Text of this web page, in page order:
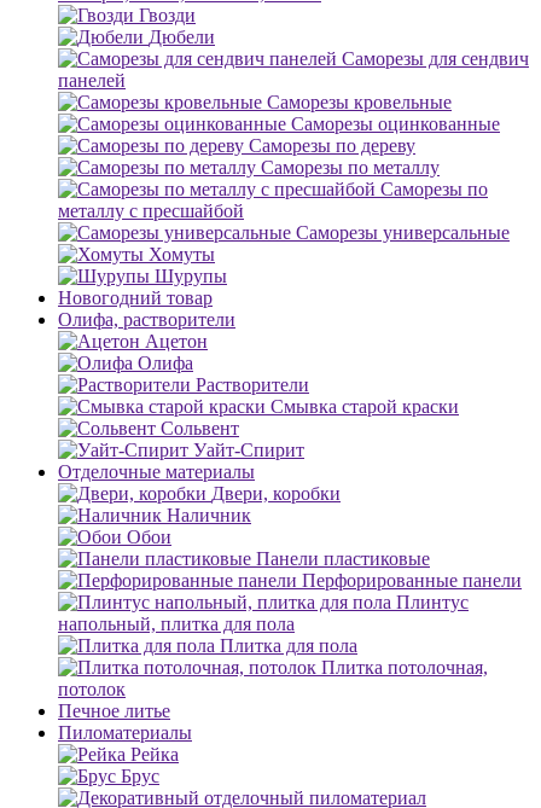
Гвозди
Дюбели
Саморезы для сендвич
панелей
Саморезы кровельные
Саморезы оцинкованные
Саморезы по дереву
Саморезы по металлу
Саморезы по
металлу с пресшайбой
Саморезы универсальные
Хомуты
Шурупы
Новогодний товар
Олифа, растворители
Ацетон
Олифа
Растворители
Смывка старой краски
Сольвент
Уайт-Спирит
Отделочные материалы
Двери, коробки
Наличник
Обои
Панели пластиковые
Перфорированные панели
Плинтус
напольный, плитка для пола
Плитка для пола
Плитка потолочная,
потолок
Печное литье
Пиломатериалы
Рейка
Брус